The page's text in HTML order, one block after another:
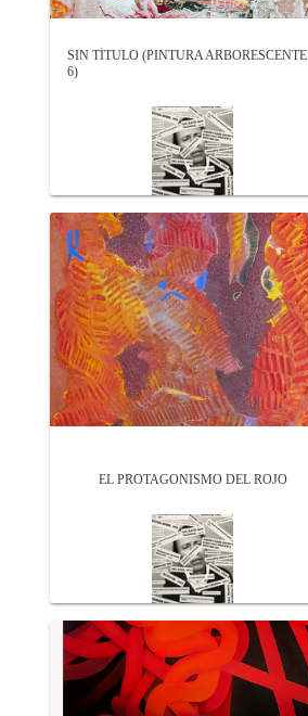
SIN TÍTULO (PINTURA ARBORESCENTE
6)
EL PROTAGONISMO DEL ROJO